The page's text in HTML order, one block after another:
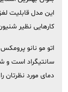
این مدل قابلیت
کارهایی نظیر
سانتیگراد است و
دمای مورد نظرتان